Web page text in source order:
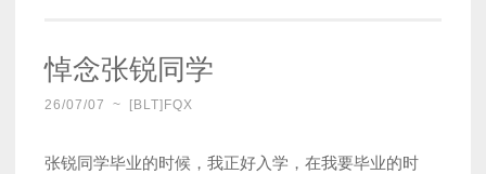
悼念张锐同学
26/07/07 ~ [BLT]FQX
张锐同学毕业的时候，我正好入学，在我要毕业的时